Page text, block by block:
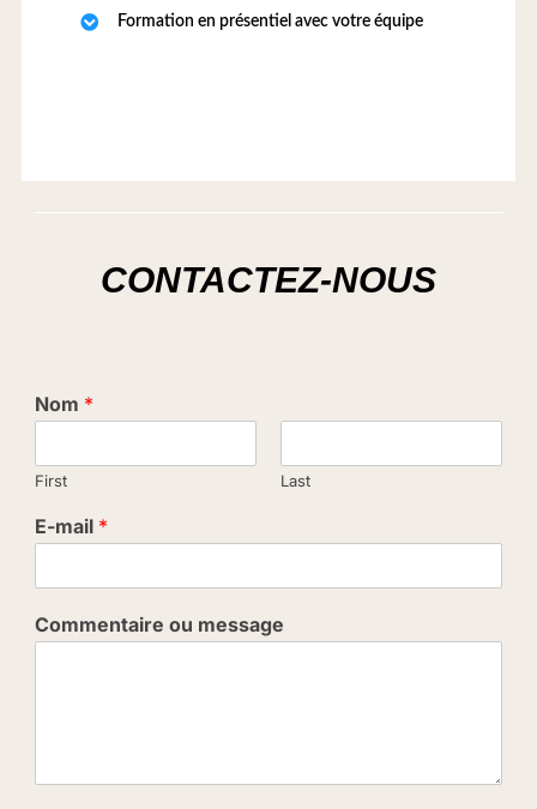
Formation en présentiel avec votre équipe
CONTACTEZ-NOUS
Nom *
First Last
E-mail *
Commentaire ou message